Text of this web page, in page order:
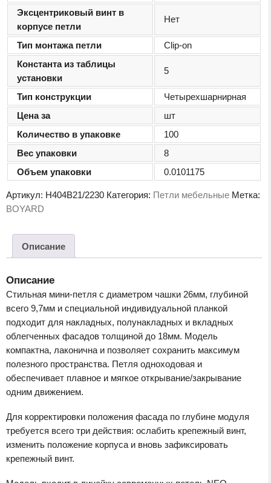
Эксцентриковый винт в
корпусе петли
Нет
Тип монтажа петли
Clip-on
Константа из таблицы
установки
5
Тип конструкции
Четырехшарнирная
Цена за
шт
Количество в упаковке
100
Вес упаковки
8
Объем упаковки
0.0101175
Артикул: H404B21/2230 Категория: Петли мебельные Метка:
BOYARD
Описание
Описание
Стильная мини-петля с диаметром чашки 26мм, глубиной
всего 9,7мм и специальной индивидуальной планкой
подходит для накладных, полунакладных и вкладных
облегченных фасадов толщиной до 18мм. Модель
компактна, лаконична и позволяет сохранить максимум
полезного пространства. Петля одноходовая и
обеспечивает плавное и мягкое открывание/закрывание
одним движением.
Для корректировки положения фасада по глубине модуля
требуется всего три действия: ослабить крепежный винт,
изменить положение корпуса и вновь зафиксировать
крепежный винт.